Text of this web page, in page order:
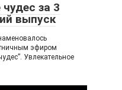
за 3
выпуск
эфиром
Увлекательное